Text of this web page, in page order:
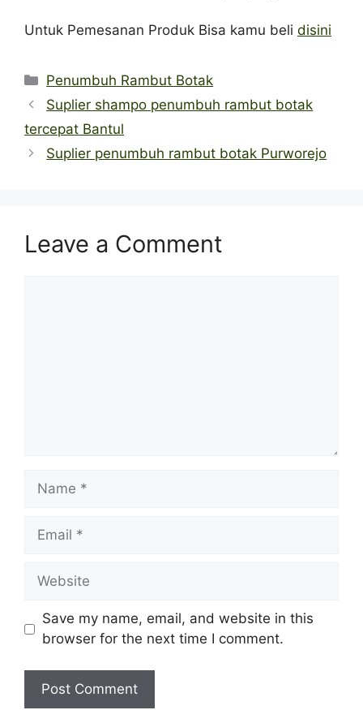
Untuk Pemesanan Produk Bisa kamu beli disini
Categories
Penumbuh Rambut Botak
Suplier shampo penumbuh rambut botak
tercepat Bantul
Suplier penumbuh rambut botak Purworejo
Leave a Comment
Name
Email
Website
Save my name, email, and website in this
browser for the next time I comment.